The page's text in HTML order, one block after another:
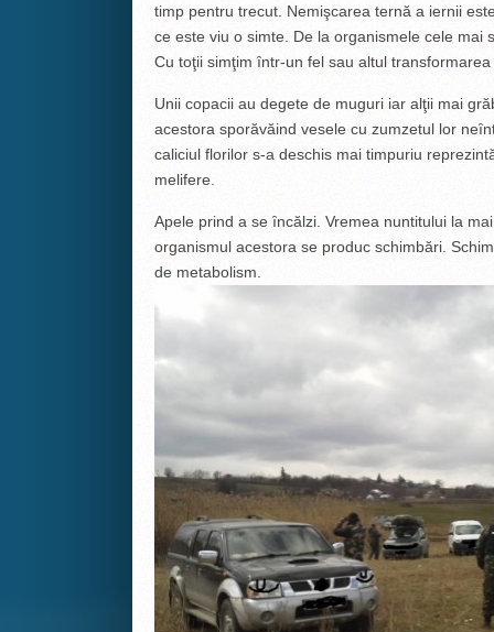
timp pentru trecut. Nemişcarea ternă a iernii
ce este viu o simte. De la organismele cele mai
Cu toţii simţim ȋntr-un fel sau altul
Unii copacii au degete de muguri iar alţii mai
acestora sporăvăind vesele cu zumzetul lor
caliciul florilor s-a deschis mai timpuriu
melifere.
Apele prind a se ȋncălzi. Vremea nuntitului la
organismul acestora se produc schimbări.
de metabolism.